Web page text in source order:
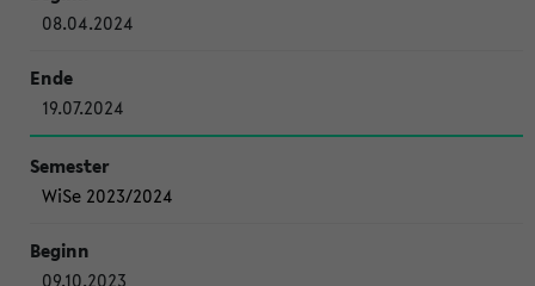
08.04.2024
19.07.2024
WiSe 2023/2024
09.10.2023